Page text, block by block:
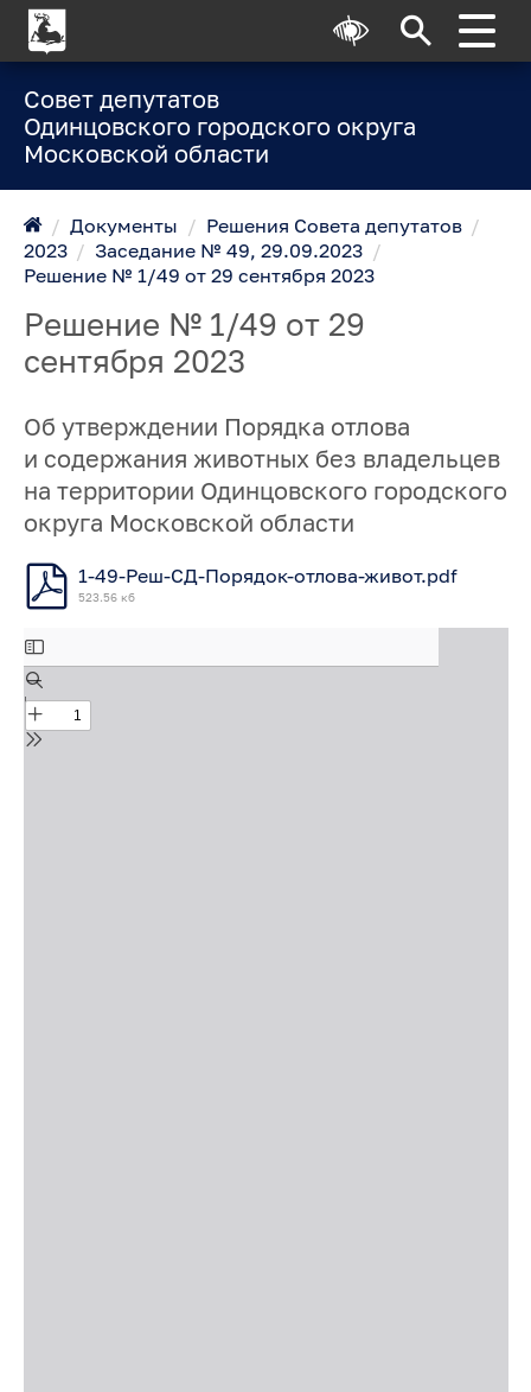
Совет депутатов
Одинцовского городского округа
Московской области
/ Документы / Решения Совета депутатов /
2023 / Заседание № 49, 29.09.2023
/
Решение № 1/49 от 29 сентября 2023
Решение № 1/49 от 29
сентября 2023
Об утверждении Порядка отлова
и содержания животных без владельцев
на территории Одинцовского городского
округа Московской области
1-49-Реш-СД-Порядок-отлова-живот.pdf
523.56 кб